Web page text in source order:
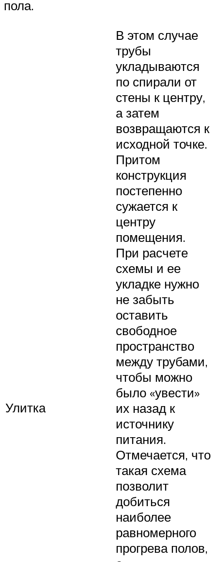
пола.
Улитка
В этом случае
трубы
укладываются
по спирали от
стены к центру,
а затем
возвращаются к
исходной точке.
Притом
конструкция
постепенно
сужается к
центру
помещения.
При расчете
схемы и ее
укладке нужно
не забыть
оставить
свободное
пространство
между трубами,
чтобы можно
было «увести»
их назад к
источнику
питания.
Отмечается, что
такая схема
позволит
добиться
наиболее
равномерного
прогрева полов,